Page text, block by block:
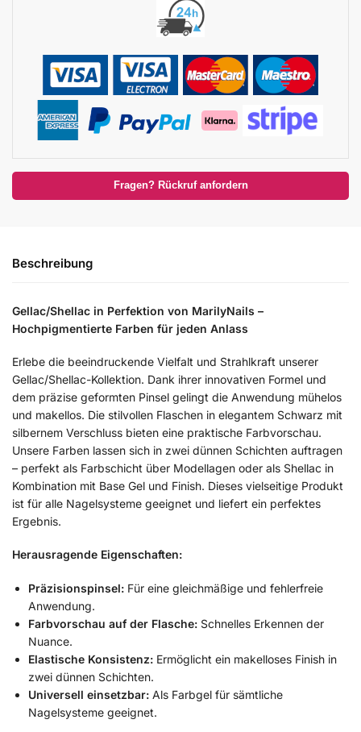
Fragen? Rückruf anfordern
Beschreibung
Gellac/Shellac in Perfektion von MarilyNails –
Hochpigmentierte Farben für jeden Anlass
Erlebe die beeindruckende Vielfalt und Strahlkraft unserer
Gellac/Shellac-Kollektion. Dank ihrer innovativen Formel und
dem präzise geformten Pinsel gelingt die Anwendung mühelos
und makellos. Die stilvollen Flaschen in elegantem Schwarz mit
silbernem Verschluss bieten eine praktische Farbvorschau.
Unsere Farben lassen sich in zwei dünnen Schichten auftragen
– perfekt als Farbschicht über Modellagen oder als Shellac in
Kombination mit Base Gel und Finish. Dieses vielseitige Produkt
ist für alle Nagelsysteme geeignet und liefert ein perfektes
Ergebnis.
Herausragende Eigenschaften:
Präzisionspinsel: Für eine gleichmäßige und fehlerfreie
Anwendung.
Farbvorschau auf der Flasche: Schnelles Erkennen der
Nuance.
Elastische Konsistenz: Ermöglicht ein makelloses Finish in
zwei dünnen Schichten.
Universell einsetzbar: Als Farbgel für sämtliche
Nagelsysteme geeignet.